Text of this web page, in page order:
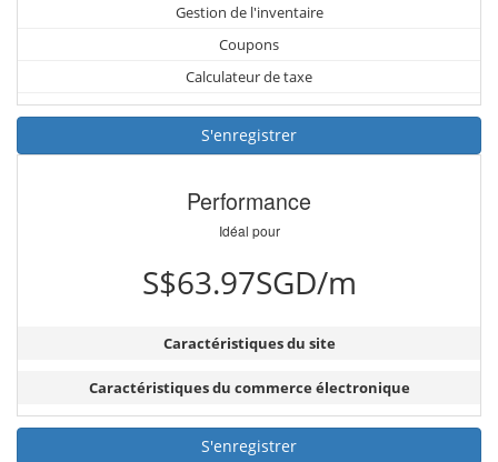
Gestion de l'inventaire
Coupons
Calculateur de taxe
S'enregistrer
Performance
Idéal pour
S$63.97SGD/m
Caractéristiques du site
Caractéristiques du commerce électronique
S'enregistrer